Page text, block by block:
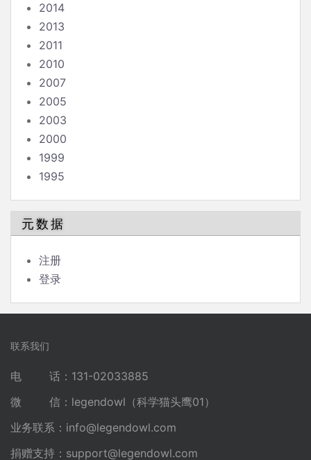
2014
2013
2011
2010
2007
2005
2003
2000
1999
1995
元数据
注册
登录
联系我们
电 话：131-02033885
微 信：legendowl（科学猫头鹰01）
业务联系： info@legendowl.com
捐赠支持： support@legendowl.com